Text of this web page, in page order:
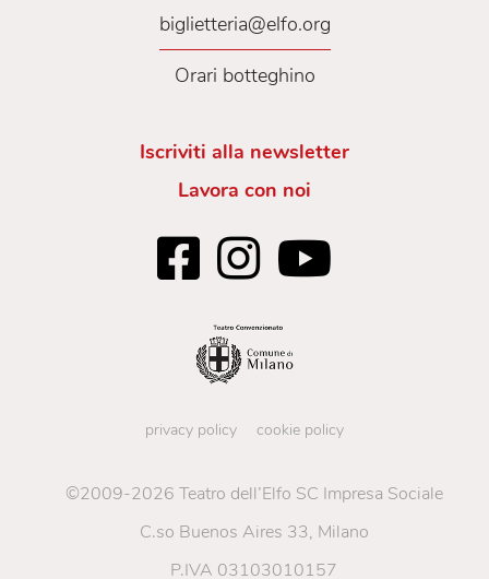
biglietteria@elfo.org
Orari botteghino
Iscriviti alla newsletter
Lavora con noi
privacy policy cookie policy
©2009-2026 Teatro dell’Elfo SC Impresa Sociale
C.so Buenos Aires 33, Milano
P.IVA 03103010157